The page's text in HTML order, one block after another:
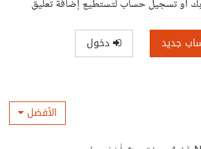
أو تسجيل حساب لتستطيع إضافة تعليق
جديد دخول
الأفضل